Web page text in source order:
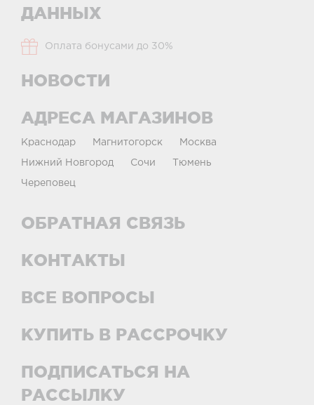
ДАННЫХ
Оплата бонусами до 30%
НОВОСТИ
АДРЕСА МАГАЗИНОВ
Краснодар Магнитогорск Москва
Нижний Новгород Сочи Тюмень
Череповец
ОБРАТНАЯ СВЯЗЬ
КОНТАКТЫ
ВСЕ ВОПРОСЫ
КУПИТЬ В РАССРОЧКУ
ПОДПИСАТЬСЯ НА
РАССЫЛКУ